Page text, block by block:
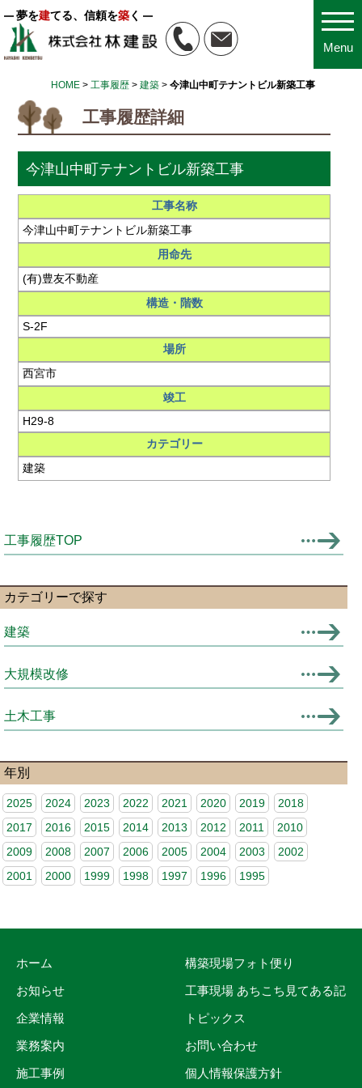
Menu
夢を建てる、信頼を築く
HOME >工事履歴 >建築 >今津山中町テナントビル新築工事
工事履歴詳細
今津山中町テナントビル新築工事
工事名称
今津山中町テナントビル新築工事
用命先
(有)豊友不動産
構造・階数
S-2F
場所
西宮市
竣工
H29-8
カテゴリー
建築
工事履歴TOP
カテゴリーで探す
建築
大規模改修
土木工事
年別
2025 2024 2023 2022 2021 2020 2019
2018
2017
2016 2015 2014 2013 2012 2011
2010
2009
2008 2007 2006 2005 2004 2003
2002
2001
2000 1999 1998 1997 1996 1995
ホーム
お知らせ
企業情報
業務案内
施工事例
構築現場フォト便り
工事現場 あちこち見てある記
トピックス
お問い合わせ
個人情報保護方針